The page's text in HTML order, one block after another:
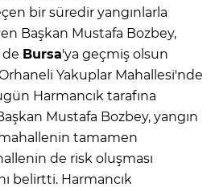
bir süredir yangınlarla
Başkan Mustafa Bozbey,
Bursa'ya geçmiş olsun
Yakuplar Mahallesi'nde
Harmancık tarafına
Mustafa Bozbey, yangın
tamamen
de risk oluşması
belirtti. Harmancık